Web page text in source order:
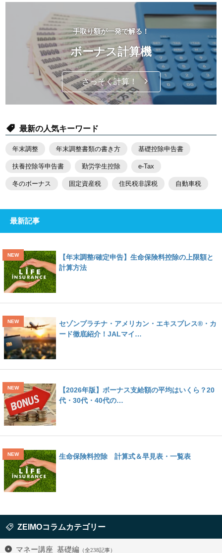
手取り額が一発で解る！
ボーナス計算機
さっそく計算！
最新の人気キーワード
年末調整 年末調整書類の書き方 基礎控除申告書
扶養控除等申告書 勤労学生控除 e-Tax
冬のボーナス 固定資産税 住民税非課税 自動車税
最新記事
【年末調整/確定申告】生命保険料控除の上限額と
計算方法
セゾンプラチナ・アメリカン・エキスプレス®・カ
ード徹底紹介！JALマイ…
【2026年版】ボーナス支給額の平均はいくら？20
代・30代・40代の…
生命保険料控除 計算式＆早見表・一覧表
ZEIMOコラムカテゴリー
マネー講座 基礎編 （全238記事）